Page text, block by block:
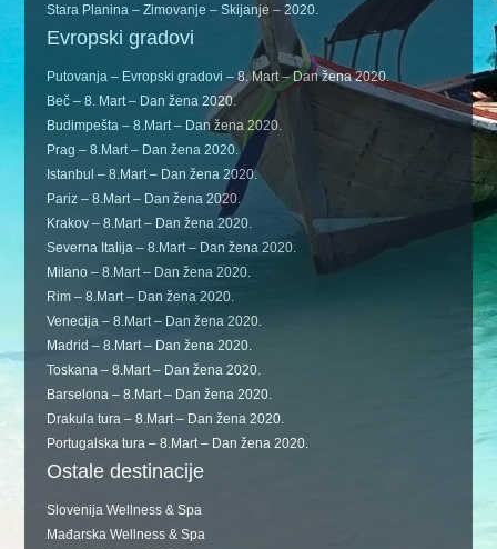
Stara Planina – Zimovanje – Skijanje – 2020.
Evropski gradovi
Putovanja – Evropski gradovi – 8. Mart – Dan žena 2020.
Beč – 8. Mart – Dan žena 2020.
Budimpešta – 8.Mart – Dan žena 2020.
Prag – 8.Mart – Dan žena 2020.
Istanbul – 8.Mart – Dan žena 2020.
Pariz – 8.Mart – Dan žena 2020.
Krakov – 8.Mart – Dan žena 2020.
Severna Italija – 8.Mart – Dan žena 2020.
Milano – 8.Mart – Dan žena 2020.
Rim – 8.Mart – Dan žena 2020.
Venecija – 8.Mart – Dan žena 2020.
Madrid – 8.Mart – Dan žena 2020.
Toskana – 8.Mart – Dan žena 2020.
Barselona – 8.Mart – Dan žena 2020.
Drakula tura – 8.Mart – Dan žena 2020.
Portugalska tura – 8.Mart – Dan žena 2020.
Ostale destinacije
Slovenija Wellness & Spa
Mađarska Wellness & Spa